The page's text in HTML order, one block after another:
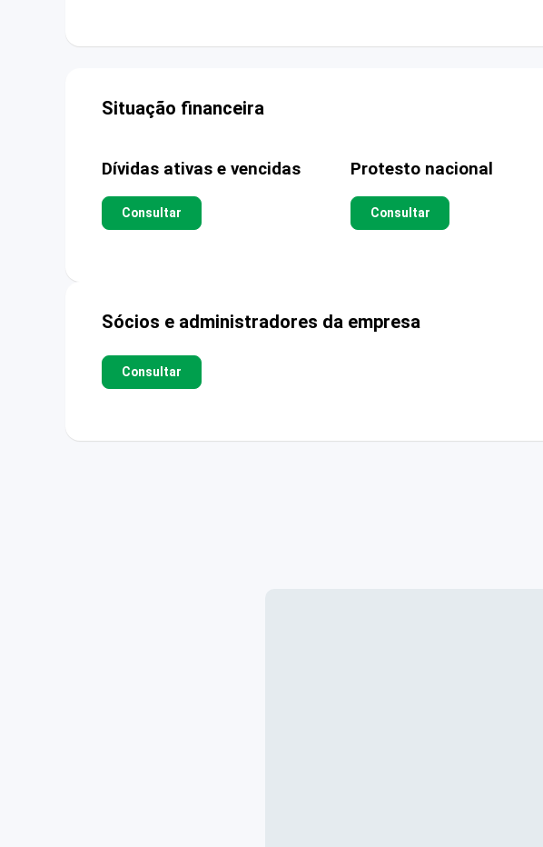
Situação financeira
Dívidas ativas e vencidas
Consultar
Protesto nacional
Consultar
Sócios e administradores da empresa
Consultar